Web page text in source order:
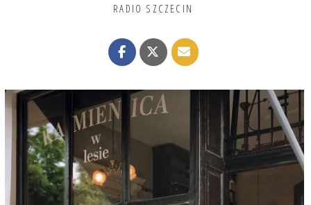
RADIO SZCZECIN